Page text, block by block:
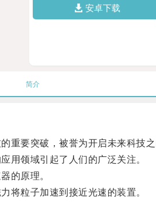
安卓下载
简介
要突破，被誉为开启未来科技之
领域引起了人们的广泛关注。
的原理。
粒子加速到接近光速的装置。